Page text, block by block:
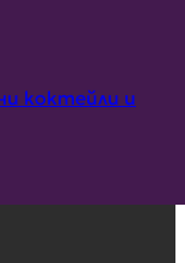
коктейли и